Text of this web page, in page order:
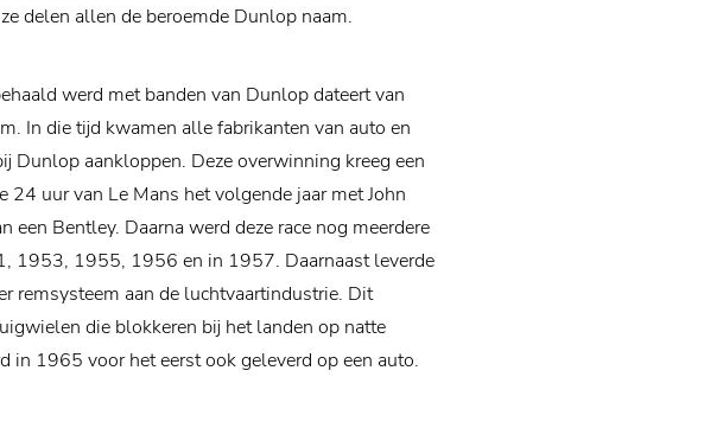
delen allen de beroemde Dunlop naam.
werd met banden van Dunlop dateert van
In die tijd kwamen alle fabrikanten van auto en
Dunlop aankloppen. Deze overwinning kreeg een
uur van Le Mans het volgende jaar met John
een Bentley. Daarna werd deze race nog meerdere
1953, 1955, 1956 en in 1957. Daarnaast leverde
remsysteem aan de luchtvaartindustrie. Dit
die blokkeren bij het landen op natte
in 1965 voor het eerst ook geleverd op een auto.